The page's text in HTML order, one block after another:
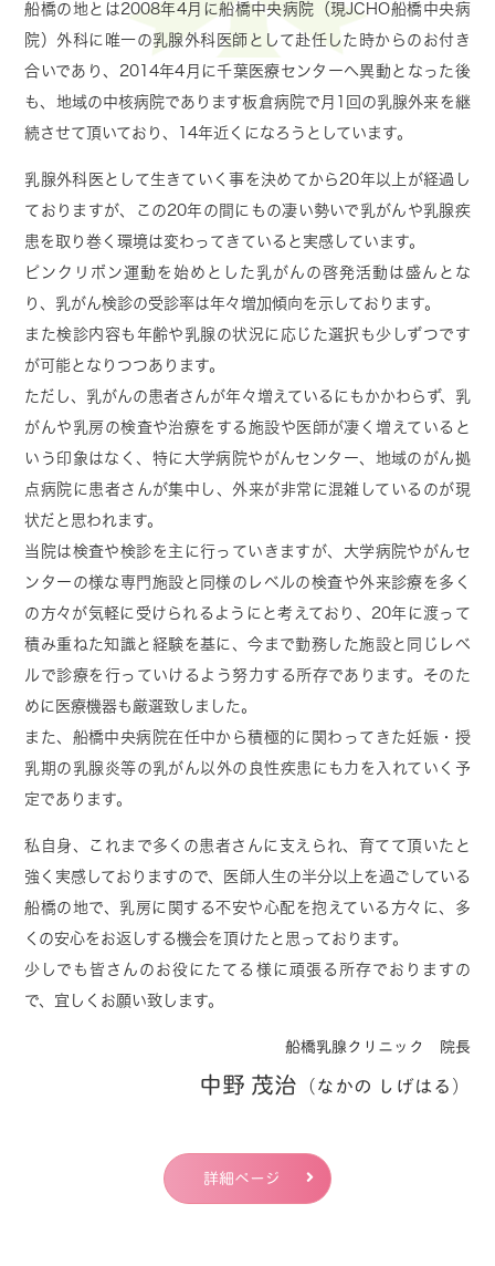
を広げる事で、皆さんの御希望に少しでもお応え出
来ればと思っております。
症状は無くても乳がんが御心配な方やマンモグラ
フィ検診で”高濃度乳房”を指摘されご心配な方も、
”超音波検診”をどうぞご予約下さい。
2022.12.04
患者さんからお問い合わせのありました自費の乳
腺超音波検診ですが、12月より始めさせていただ
く事となりました。
ただし、通常診療との混雑を回避するため、平日
の午後のみとなります。
結果は報告書の後日郵送となりますが、御希望の
方には当日直接説明する事もご対応致します
（ただし、追加料金が発生します事をご了承下さ
い）
詳細は電話で直接お問い合わせ頂くか、当HPの
「診療内容」⇒「乳がん検診」の項をご参照くだ
さい。
ィ・サンデー（J.M.S.）に参加致します
認定NPO法人のJ.POSHさんが以前より主催されて
船橋の地とは2008年4月に船橋中央病院（現JCHO船橋中央病
院）外科に唯一の乳腺外科医師として赴任した時からのお付き
合いであり、2014年4月に千葉医療センターへ異動となった後
も、地域の中核病院であります板倉病院で月1回の乳腺外来を継
続させて頂いており、14年近くになろうとしています。
乳腺外科医として生きていく事を決めてから20年以上が経過し
ておりますが、この20年の間にもの凄い勢いで乳がんや乳腺疾
患を取り巻く環境は変わってきていると実感しています。
ピンクリボン運動を始めとした乳がんの啓発活動は盛んとな
り、乳がん検診の受診率は年々増加傾向を示しております。
また検診内容も年齢や乳腺の状況に応じた選択も少しずつです
が可能となりつつあります。
ただし、乳がんの患者さんが年々増えているにもかかわらず、乳
がんや乳房の検査や治療をする施設や医師が凄く増えていると
いう印象はなく、特に大学病院やがんセンター、地域のがん拠
点病院に患者さんが集中し、外来が非常に混雑しているのが現
状だと思われます。
当院は検査や検診を主に行っていきますが、大学病院やがんセ
ンターの様な専門施設と同様のレベルの検査や外来診療を多く
の方々が気軽に受けられるようにと考えており、20年に渡って
積み重ねた知識と経験を基に、今まで勤務した施設と同じレベ
ルで診療を行っていけるよう努力する所存であります。そのた
めに医療機器も厳選致しました。
また、船橋中央病院在任中から積極的に関わってきた妊娠・授
乳期の乳腺炎等の乳がん以外の良性疾患にも力を入れていく予
定であります。
私自身、これまで多くの患者さんに支えられ、育てて頂いたと
強く実感しておりますので、医師人生の半分以上を過ごしている
船橋の地で、乳房に関する不安や心配を抱えている方々に、多
くの安心をお返しする機会を頂けたと思っております。
少しでも皆さんのお役にたてる様に頑張る所存でおりますの
で、宜しくお願い致します。
船橋乳腺クリニック 院長
中野 茂治 （なかの しげはる）
詳細ページ